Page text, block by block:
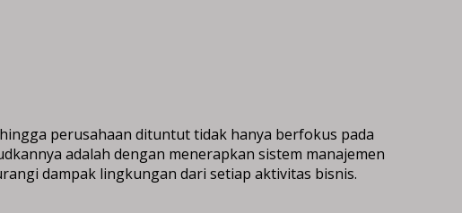
perusahaan dituntut tidak hanya berfokus pada
adalah dengan menerapkan sistem manajemen
dampak lingkungan dari setiap aktivitas bisnis.